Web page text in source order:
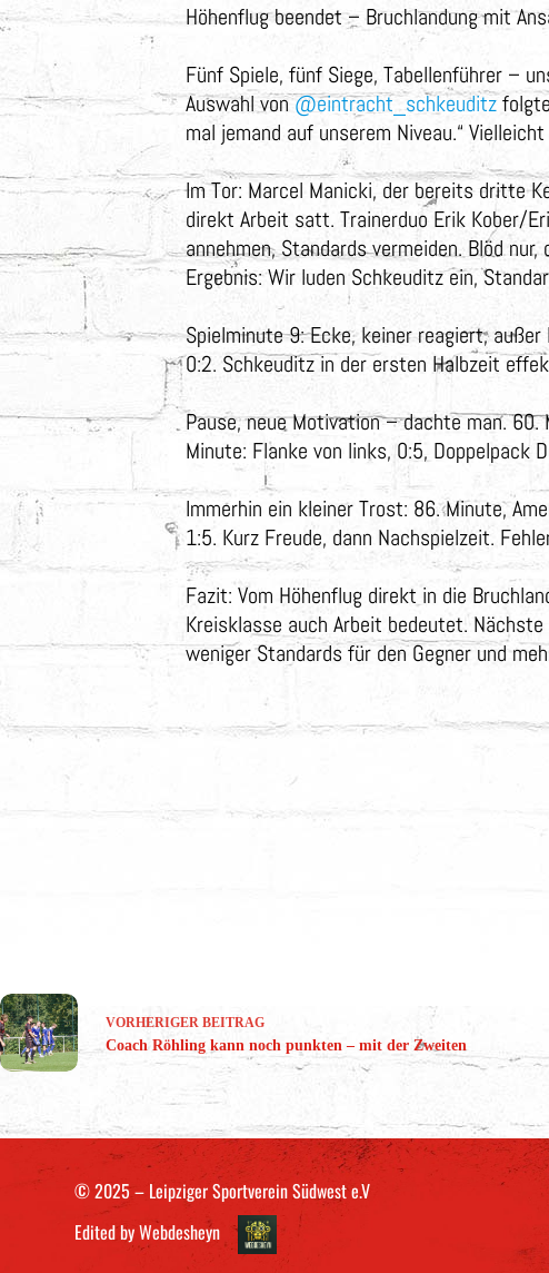
Höhenflug beendet – Bruchlandung mit
Fünf Spiele, fünf Siege, Tabellenführer –
Auswahl von@eintracht_schkeuditz
mal jemand auf unserem Niveau.“
Im Tor: Marcel Manicki, der bereits dritte
direkt Arbeit satt. Trainerduo Erik Kober/
annehmen, Standards vermeiden. Blöd
Ergebnis: Wir luden Schkeuditz ein,
Spielminute 9: Ecke, keiner reagiert,
0:2. Schkeuditz in der ersten Halbzeit
Pause, neue Motivation – dachte man.
Minute: Flanke von links, 0:5, Doppelpack
Immerhin ein kleiner Trost: 86. Minute,
1:5. Kurz Freude, dann Nachspielzeit.
Fazit: Vom Höhenflug direkt in die
Kreisklasse auch Arbeit bedeutet.
weniger Standards für den Gegner und
VORHERIGER BEITRAG
Coach Röhling kann noch punkten – mit der Zweiten
© 2025 – Leipziger Sportverein Südwest e.V
Edited byWebdesheyn